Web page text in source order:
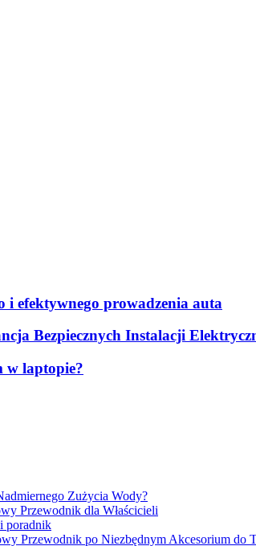
i efektywnego prowadzenia auta
Bezpiecznych Instalacji
w laptopie?
Zużycia Wody?
Przewodnik dla Właścicieli
poradnik
Przewodnik po Niezbędnym Akcesorium do